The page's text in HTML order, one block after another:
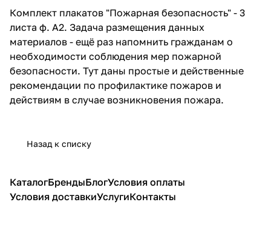
Комплект плакатов "Пожарная безопасность" - 3
листа ф. А2. Задача размещения данных
материалов - ещё раз напомнить гражданам о
необходимости соблюдения мер пожарной
безопасности. Тут даны простые и действенные
рекомендации по профилактике пожаров и
действиям в случае возникновения пожара.
Назад к списку
КаталогБрендыБлогУсловия оплаты
Условия доставкиУслугиКонтакты